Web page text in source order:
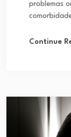
problemas
Continue